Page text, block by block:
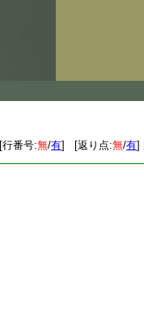
[行番号:無/有] [返り点:無/有]